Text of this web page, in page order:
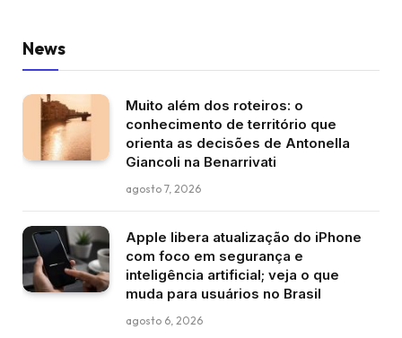
News
Muito além dos roteiros: o
conhecimento de território que
orienta as decisões de Antonella
Giancoli na Benarrivati
agosto 7, 2026
Apple libera atualização do iPhone
com foco em segurança e
inteligência artificial; veja o que
muda para usuários no Brasil
agosto 6, 2026